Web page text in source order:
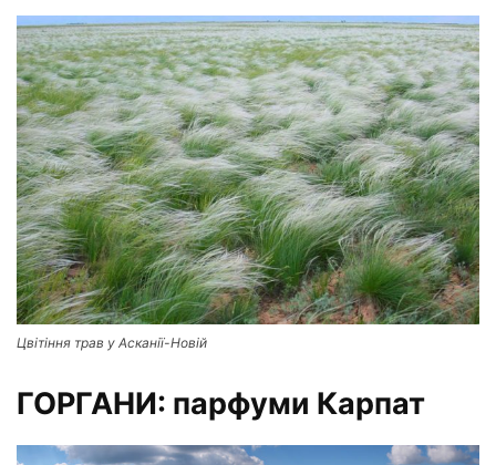
Цвітіння трав у Асканії-Новій
ГОРГАНИ: парфуми Карпат